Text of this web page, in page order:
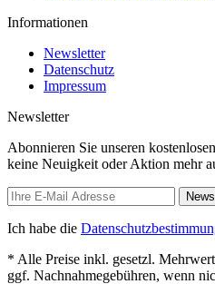
Informationen
Newsletter
Datenschutz
Impressum
Newsletter
Abonnieren Sie unseren
keine Neuigkeit oder Aktion mehr
Ich habe die
* Alle Preise inkl. gesetzl.
ggf. Nachnahmegebühren, wenn